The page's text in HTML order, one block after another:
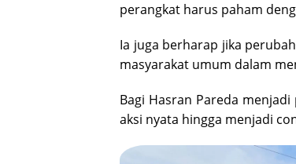
perangkat harus paham
Ia juga berharap jika
masyarakat umum dalam
Bagi Hasran Pareda
aksi nyata hingga menjadi